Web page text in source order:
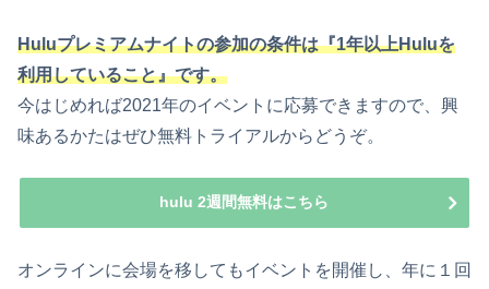
Huluプレミアムナイトの参加の条件は『1年以上Huluを
利用していること』です。
今はじめれば2021年のイベントに応募できますので、興
味あるかたはぜひ無料トライアルからどうぞ。
hulu 2週間無料はこちら
オンラインに会場を移してもイベントを開催し、年に１回